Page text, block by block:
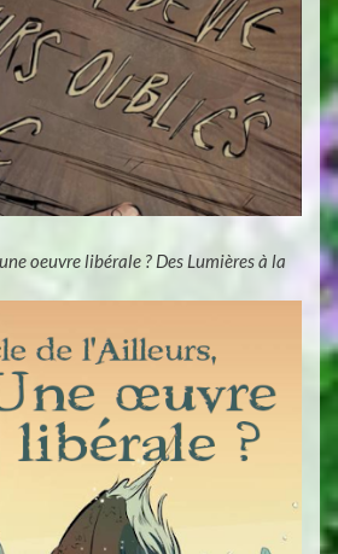
oeuvre libérale ? Des Lumières à la